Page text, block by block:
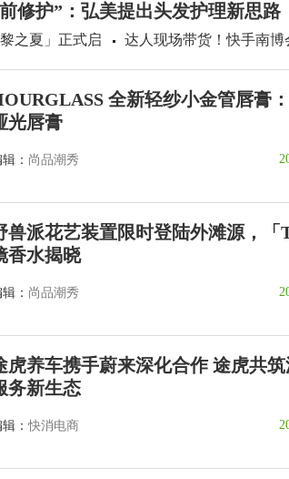
修护”：弘美提出头发护理新思路
之夏」正式启 达人现场带货！快手南
全新轻纱小金管唇膏
光唇膏
： 尚品潮秀
兽派花艺装置限时登陆外滩源，
香水揭晓
： 尚品潮秀
虎养车携手蔚来深化合作 途虎共
务新生态
辑：快消电商